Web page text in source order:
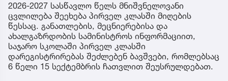
2026-2027 სასწავლო წელს მნიშვნელოვანი
ცვლილება შეეხება პირველ კლასში მიღების
წესსაც. განათლების, მეცნიერებისა და
ახალგაზრდობის სამინისტროს ინფორმაციით,
საჯარო სკოლაში პირველ კლასში
დარეგისტრირებას შეძლებენ ბავშვები, რომლებსაც
6 წელი 15 სექტემბრის ჩათვლით შეუსრულდებათ.